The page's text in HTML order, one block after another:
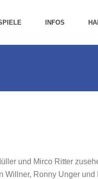
INFOS
und Mirco Ritter
Ronny Unger